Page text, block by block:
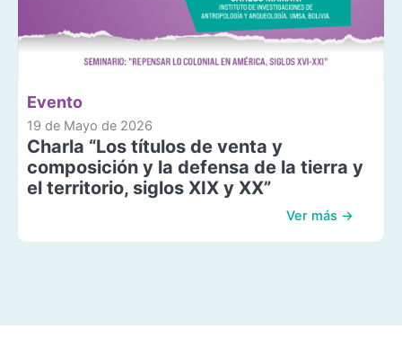
Evento
19 de Mayo de 2026
Charla “Los títulos de venta y
composición y la defensa de la tierra y
el territorio, siglos XIX y XX”
Ver más →